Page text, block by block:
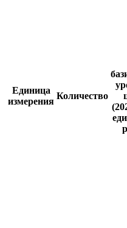
Единица
измерения
Количество